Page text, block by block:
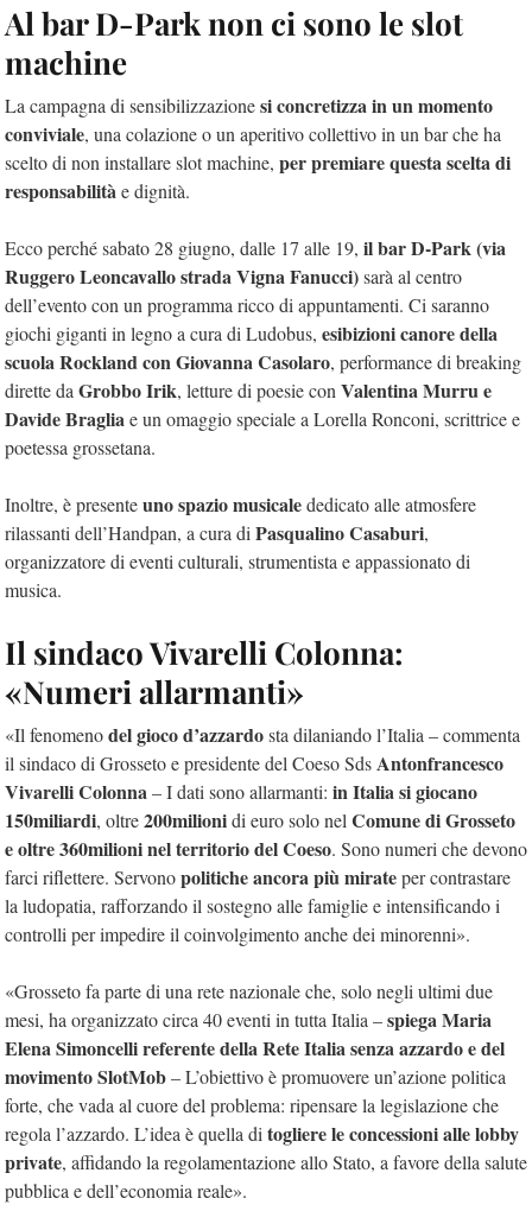
Al bar D-Park non ci sono le slot
machine
La campagna di sensibilizzazionesi concretizza in un momento
conviviale, una colazione o un aperitivo collettivo in un bar che ha
scelto di non installare slot machine, per premiare questa scelta di
responsabilitàe dignità.
Ecco perché sabato 28 giugno, dalle 17 alle 19, il bar D-Park (via
Ruggero Leoncavallo strada Vigna Fanucci)sarà al centro
dell’evento con un programma ricco di appuntamenti. Ci saranno
giochi giganti in legno a cura di Ludobus, esibizioni canore della
scuola Rockland con Giovanna Casolaro, performance di breaking
dirette da Grobbo Irik, letture di poesie con Valentina Murru e
Davide Bragliae un omaggio speciale a Lorella Ronconi, scrittrice e
poetessa grossetana.
Inoltre, è presenteuno spazio musicalededicato alle atmosfere
rilassanti dell’Handpan, a cura di Pasqualino Casaburi,
organizzatore di eventi culturali, strumentista e appassionato di
musica.
Il sindaco Vivarelli Colonna:
«Numeri allarmanti»
«Il fenomenodel gioco d’azzardosta dilaniando l’Italia – commenta
il sindaco di Grosseto e presidente del Coeso SdsAntonfrancesco
Vivarelli Colonna– I dati sono allarmanti: in Italia si giocano
150miliardi, oltre200milionidi euro solo nel Comune di Grosseto
e oltre 360milioni nel territorio del Coeso. Sono numeri che devono
farci riflettere. Servonopolitiche ancora più mirateper contrastare
la ludopatia, rafforzando il sostegno alle famiglie e intensificando i
controlli per impedire il coinvolgimento anche dei minorenni».
«Grosseto fa parte di una rete nazionale che, solo negli ultimi due
mesi, ha organizzato circa 40 eventi in tutta Italia –spiega Maria
Elena Simoncelli referente della Rete Italia senza azzardo e del
movimento SlotMob– L’obiettivo è promuovere un’azione politica
forte, che vada al cuore del problema: ripensare la legislazione che
regola l’azzardo. L’idea è quella di togliere le concessioni alle lobby
private, affidando la regolamentazione allo Stato, a favore della salute
pubblica e dell’economia reale».